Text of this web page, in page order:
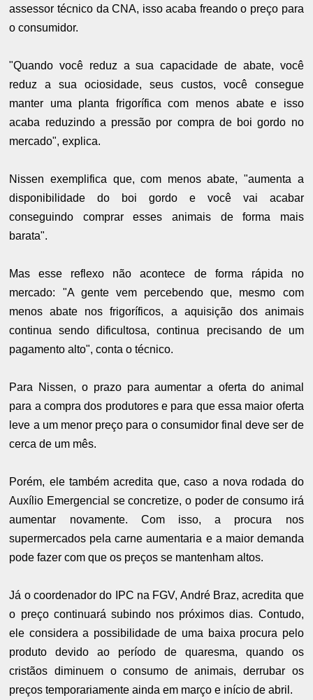
assessor técnico da CNA, isso acaba freando o preço para
o consumidor.
"Quando você reduz a sua capacidade de abate, você
reduz a sua ociosidade, seus custos, você consegue
manter uma planta frigorífica com menos abate e isso
acaba reduzindo a pressão por compra de boi gordo no
mercado", explica.
Nissen exemplifica que, com menos abate, "aumenta a
disponibilidade do boi gordo e você vai acabar
conseguindo comprar esses animais de forma mais
barata".
Mas esse reflexo não acontece de forma rápida no
mercado: "A gente vem percebendo que, mesmo com
menos abate nos frigoríficos, a aquisição dos animais
continua sendo dificultosa, continua precisando de um
pagamento alto", conta o técnico.
Para Nissen, o prazo para aumentar a oferta do animal
para a compra dos produtores e para que essa maior oferta
leve a um menor preço para o consumidor final deve ser de
cerca de um mês.
Porém, ele também acredita que, caso a nova rodada do
Auxílio Emergencial se concretize, o poder de consumo irá
aumentar novamente. Com isso, a procura nos
supermercados pela carne aumentaria e a maior demanda
pode fazer com que os preços se mantenham altos.
Já o coordenador do IPC na FGV, André Braz, acredita que
o preço continuará subindo nos próximos dias. Contudo,
ele considera a possibilidade de uma baixa procura pelo
produto devido ao período de quaresma, quando os
cristãos diminuem o consumo de animais, derrubar os
preços temporariamente ainda em março e início de abril.